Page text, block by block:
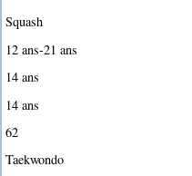
Squash
12 ans-21 ans
14 ans
14 ans
62
Taekwondo